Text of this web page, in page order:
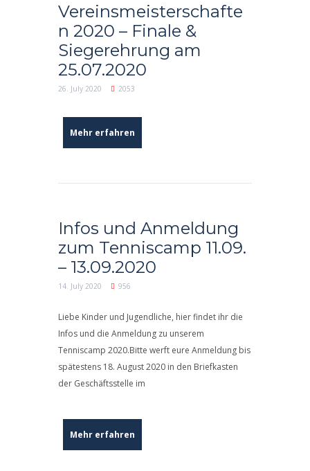
Vereinsmeisterschafte
n 2020 – Finale &
Siegerehrung am
25.07.2020
26. July 2020 2053
Mehr erfahren
Infos und Anmeldung
zum Tenniscamp 11.09.
– 13.09.2020
14. July 2020 956
Liebe Kinder und Jugendliche, hier findet ihr die
Infos und die Anmeldung zu unserem
Tenniscamp 2020.Bitte werft eure Anmeldung bis
spätestens 18. August 2020 in den Briefkasten
der Geschäftsstelle im
Mehr erfahren